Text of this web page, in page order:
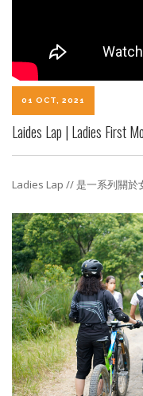
01 OCT, 2021
Laides Lap | Ladies First
Ladies Lap // 是一系列關於